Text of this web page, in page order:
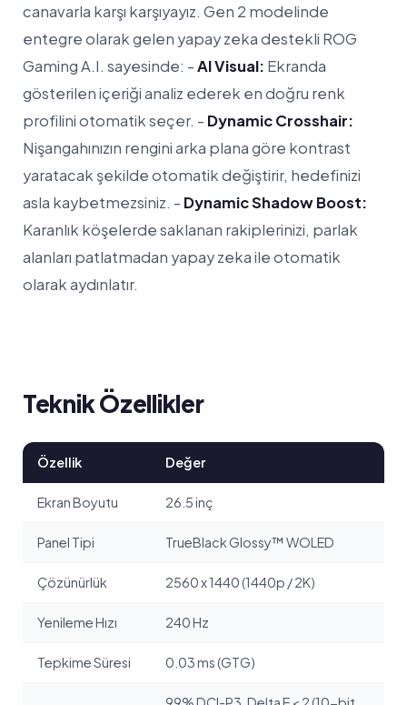
canavarla karşı karşıyayız. Gen 2 modelinde
entegre olarak gelen yapay zeka destekli ROG
Gaming A.I. sayesinde: -AI Visual: Ekranda
gösterilen içeriği analiz ederek en doğru renk
profilini otomatik seçer. - Dynamic Crosshair:
Nişangahınızın rengini arka plana göre kontrast
yaratacak şekilde otomatik değiştirir, hedefinizi
asla kaybetmezsiniz. - Dynamic Shadow Boost:
Karanlık köşelerde saklanan rakiplerinizi, parlak
alanları patlatmadan yapay zeka ile otomatik
olarak aydınlatır.
Teknik Özellikler
Özellik Değer
Ekran Boyutu 26.5 inç
Panel Tipi TrueBlack Glossy™ WOLED
Çözünürlük 2560 x 1440 (1440p / 2K)
Yenileme Hızı 240 Hz
Tepkime Süresi 0.03 ms (GTG)